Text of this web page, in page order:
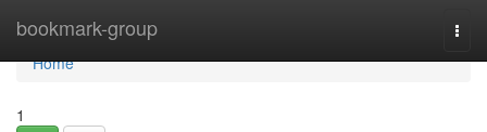
bookmark-group
Home
Home
1